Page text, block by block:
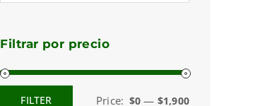
Filtrar por precio
FILTER Price: $0— $1,900